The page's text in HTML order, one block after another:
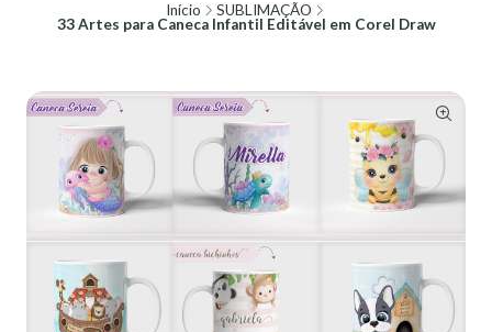
Início
SUBLIMAÇÃO
33 Artes para Caneca Infantil Editável em Corel Draw